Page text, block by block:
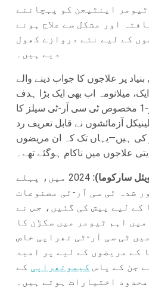
اینٹیجن کو پہچاننے
اور مشکل سے علاج ہونے
کے لیے نئے دروازے کھول
دیے ہیں۔
پر علاجوں کا جواب دینے والے
میلانومہ اب بھی ایک بڑا ہدف
ہے۔ این وائی-ای ایس او-1 مخصوص ٹی سی آر-ٹی سیلز کا
آزمائشوں نے قابل تعریف رد
ہیں—یہاں تک کہ ان مریضوں
علاجوں میں ناکام ہوگئے تھے۔
سارکوما):
2024 میں، پہلے
شدہ ٹی سی آر-ٹی مصنوعات
کے لیے پیش کی گئیں، جس نے
اہم ٹیومر میں سکڑن کا
ٹی سی آر-ٹی تھراپی خاص
کے مریضوں کے لیے پر امید
جن کے پاس کیموتھراپی کے
محدود اختیارات ہوتے ہیں۔